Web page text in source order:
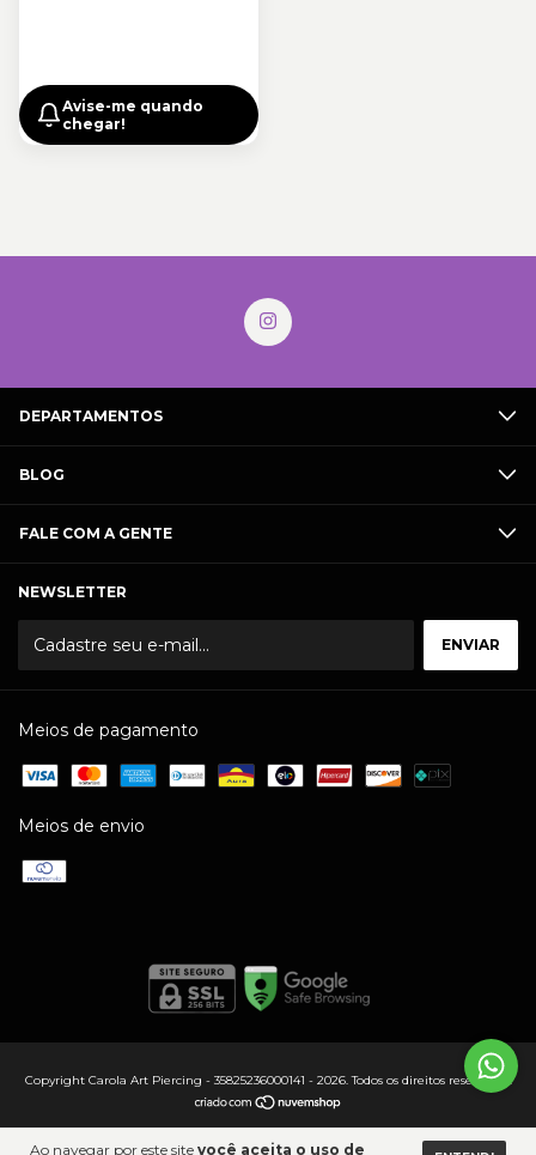
Ao navegar por este site você aceita o uso de
Avise-me quando
chegar!
DEPARTAMENTOS
BLOG
FALE COM A GENTE
NEWSLETTER
Meios de pagamento
Meios de envio
Copyright Carola Art Piercing - 35825236000141 - 2026. Todos os direitos reservados.